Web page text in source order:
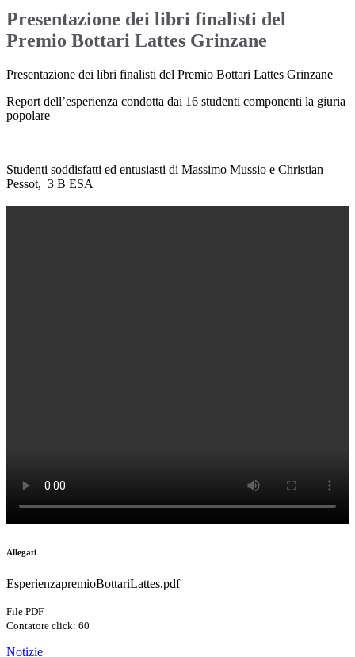
Presentazione dei libri finalisti del
Premio Bottari Lattes Grinzane
Presentazione dei libri finalisti del Premio Bottari Lattes Grinzane
Report dell’esperienza condotta dai 16 studenti componenti la giuria
popolare
Studenti soddisfatti ed entusiasti di Massimo Mussio e Christian
Pessot, 3 B ESA
Allegati
EsperienzapremioBottariLattes.pdf
File PDF
Contatore click: 60
Notizie